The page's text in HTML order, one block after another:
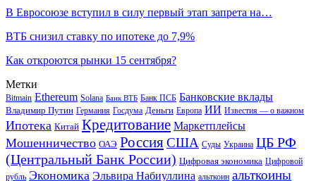
В Евросоюзе вступил в силу первый этап запрета на…
ВТБ снизил ставку по ипотеке до 7,9%
Как откроются рынки 15 сентября?
Метки
Bitmain Ethereum Solana Банк ВТБ Банк ПСБ Банковские вклады
Владимир Путин Германия Госдума Деньги Европа ИИ Известия — о важном
Ипотека Китай Кредитование Маркетплейсы
Мошенничество ОАЭ РоссияСША Суды Украина ЦБ РФ
(Центральный Банк России) Цифровая экономика Цифровой
рубль Экономика Эльвира Набиуллина альткоин альткоины